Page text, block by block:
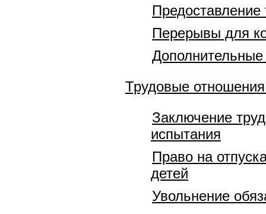
Предоставление
Перерывы для
Трудовые
Заключение
испытания
Право на
детей
Увольнение